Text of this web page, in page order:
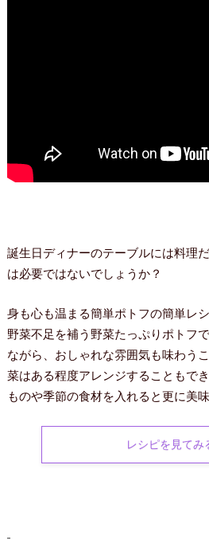
誕生日ディナーのテーブルには料理
は必要ではないでしょうか？
身も心も温まる簡単ポトフの簡単レ
野菜不足を補う野菜たっぷりポトフ
ながら、おしゃれな雰囲気も味わう
菜はある程度アレンジすることもで
ものや季節の食材を入れると更に美
レシピを見てみ